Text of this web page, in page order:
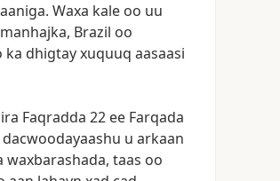
Waxa kale oo uu
manhajka, Brazil oo
ka dhigtayxuquuq aasaasi
Faqradda 22 ee Farqada
dacwoodayaashu u arkaan
waxbarashada, taas oo